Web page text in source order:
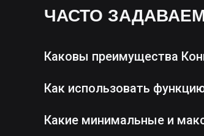
ЧАСТО
Каковы преимущества
Как использовать
Какие минимальные и